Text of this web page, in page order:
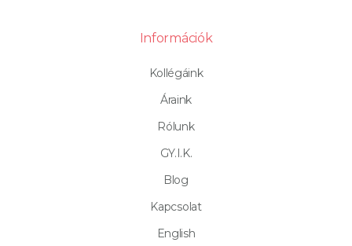
Információk
Kollégáink
Áraink
Rólunk
GY.I.K.
Blog
Kapcsolat
English